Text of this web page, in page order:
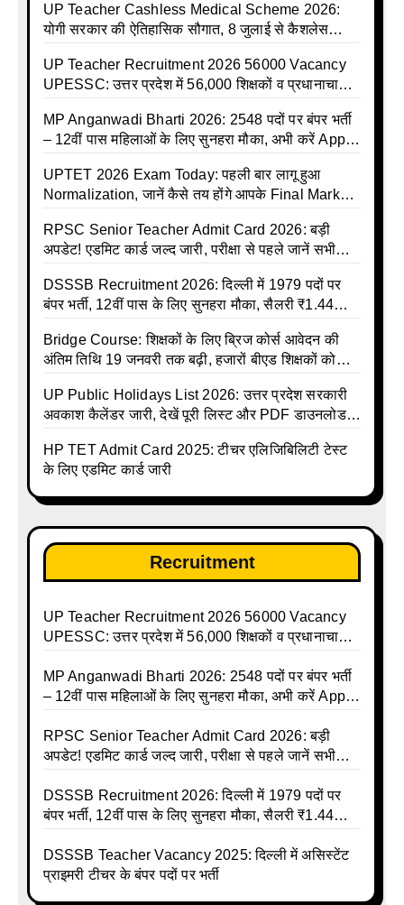
UP Teacher Cashless Medical Scheme 2026:
योगी सरकार की ऐतिहासिक सौगात, 8 जुलाई से कैशलेस
UP Teacher Recruitment 2026 56000 Vacancy
UPESSC: उत्तर प्रदेश में 56,000 शिक्षकों व प्रधानाचार्यों
MP Anganwadi Bharti 2026: 2548 पदों पर बंपर भर्ती
– 12वीं पास महिलाओं के लिए सुनहरा मौका, अभी करें Apply
UPTET 2026 Exam Today: पहली बार लागू हुआ
Normalization, जानें कैसे तय होंगे आपके Final Marks
RPSC Senior Teacher Admit Card 2026: बड़ी
अपडेट! एडमिट कार्ड जल्द जारी, परीक्षा से पहले जानें सभी
DSSSB Recruitment 2026: दिल्ली में 1979 पदों पर
बंपर भर्ती, 12वीं पास के लिए सुनहरा मौका, सैलरी ₹1.44
Bridge Course: शिक्षकों के लिए ब्रिज कोर्स आवेदन की
अंतिम तिथि 19 जनवरी तक बढ़ी, हजारों बीएड शिक्षकों को
UP Public Holidays List 2026: उत्तर प्रदेश सरकारी
अवकाश कैलेंडर जारी, देखें पूरी लिस्ट और PDF डाउनलोड
talika | Sarkari Avkash Talika | Up Holidays List |
Holidays Calendar
HP TET Admit Card 2025: टीचर एलिजिबिलिटी टेस्ट
के लिए एडमिट कार्ड जारी
Recruitment
UP Teacher Recruitment 2026 56000 Vacancy
UPESSC: उत्तर प्रदेश में 56,000 शिक्षकों व प्रधानाचार्यों
MP Anganwadi Bharti 2026: 2548 पदों पर बंपर भर्ती
– 12वीं पास महिलाओं के लिए सुनहरा मौका, अभी करें Apply
RPSC Senior Teacher Admit Card 2026: बड़ी
अपडेट! एडमिट कार्ड जल्द जारी, परीक्षा से पहले जानें सभी
DSSSB Recruitment 2026: दिल्ली में 1979 पदों पर
बंपर भर्ती, 12वीं पास के लिए सुनहरा मौका, सैलरी ₹1.44
DSSSB Teacher Vacancy 2025: दिल्ली में असिस्टेंट
प्राइमरी टीचर के बंपर पदों पर भर्ती